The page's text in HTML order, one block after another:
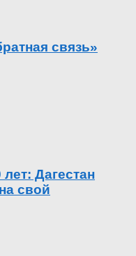
связь»
Дагестан
свой